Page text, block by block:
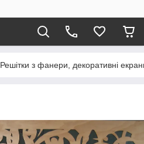
Решітки з фанери, декоративні